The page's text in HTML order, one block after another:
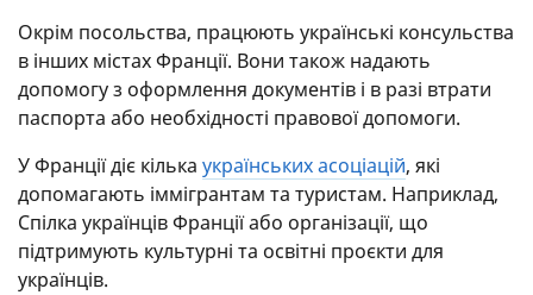
Окрім посольства, працюють українські консульства
в інших містах Франції. Вони також надають
допомогу з оформлення документів і в разі втрати
паспорта або необхідності правової допомоги.
У Франції діє кілька українських асоціацій, які
допомагають іммігрантам та туристам. Наприклад,
Спілка українців Франції або організації, що
підтримують культурні та освітні проєкти для
українців.